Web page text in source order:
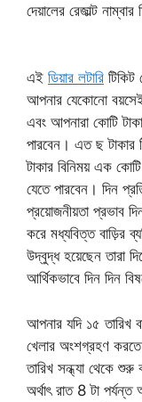
দেয়ালের রেজাল্ট
এই ডিয়ার লটারি
আপনার যেকোনো
এবং আপনারা কোটি
পারবেন। এত ছ টাকার
টাকার বিনিময় এক
যেতে পারবেন। দিন
প্রয়োজনীয়তা প্রভাব
করে মধ্যবিত্ত বাড়ির
উদ্বুদ্ধ হয়েছেন তারা
আর্থিকভাবে দিন দিন
আপনার যদি ১৫ তারিখ
খেলার অংশগ্রহণ
তারিখ সন্ধ্যা থেকে
অর্থাৎ রাত 8 টা পর্যন্ত